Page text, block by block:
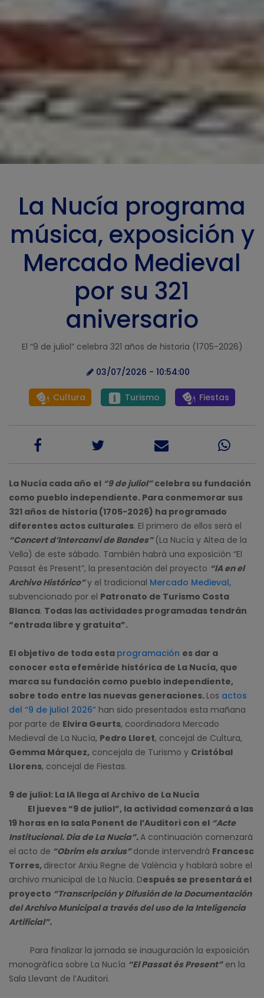
La Nucía programa
música, exposición y
Mercado Medieval
por su 321
aniversario
El “9 de juliol” celebra 321 años de historia (1705-2026)
03/07/2026 - 10:54:00
Cultura Turismo Fiestas
La Nucía cada año el “9 de juliol”celebra su fundación
como pueblo independiente. Para conmemorar sus
321 años de historia (1705-2026) ha programado
diferentes actos culturales. El primero de ellos será el
“Concert d’Intercanvi de Bandes” (La Nucía y Altea de la
Vella) de este sábado. También habrá una exposición “El
Passat és Present”, la presentación del proyecto “IA en el
Archivo Histórico”y el tradicional Mercado Medieval,
subvencionado por el Patronato de Turismo Costa
Blanca. Todas las actividades programadas tendrán
“entrada libre y gratuita”.
El objetivo de toda esta programación es dar a
conocer esta efeméride histórica de La Nucía, que
marca su fundación como pueblo independiente,
sobre todo entre las nuevas generaciones. Los actos
del “9 de juliol 2026” han sido presentados esta mañana
por parte de Elvira Geurts, coordinadora Mercado
Medieval de La Nucía, Pedro Lloret, concejal de Cultura,
Gemma Márquez, concejala de Turismo y Cristóbal
Llorens, concejal de Fiestas.
9 de juliol: La IA llega al Archivo de La Nucía
El jueves “9 de juliol”, la actividad comenzará a las
19 horas en la sala Ponent de l’Auditori con el “Acte
Institucional. Dia de La Nucia”.A continuación comenzará
el acto de “Obrim els arxius”donde intervendrá Francesc
Torres, director Arxiu Regne de València y hablará sobre el
archivo municipal de La Nucía. Después se presentará el
proyecto “Transcripción y Difusión de la Documentación
del Archivo Municipal a través del uso de la Inteligencia
Artificial”.
Para finalizar la jornada se inauguración la exposición
monográfica sobre La Nucía “El Passat és Present”en la
Sala Llevant de l’Auditori.